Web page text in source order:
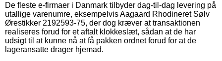
De fleste e-firmaer i Danmark tilbyder dag-til-dag levering på
utallige varenumre, eksempelvis Aagaard Rhodineret Sølv
Ørestikker 2192593-75, der dog kræver at transaktionen
realiseres forud for et aftalt klokkeslæt, sådan at de har
udsigt til at kunne nå at få pakken ordnet forud for at de
lageransatte drager hjemad.